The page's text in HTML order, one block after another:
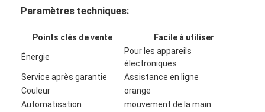
Contrôle de la qualité
Nous contacter
Nouvelles
Paramètres techniques:
Points clés de vente Facile à utiliser
Énergie
Pour les appareils
électroniques
Service après garantie
Assistance en ligne
Couleur
orange
Automatisation
mouvement de la main